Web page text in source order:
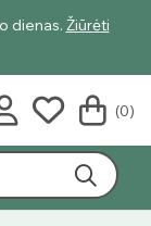
dienas. Žiūrėti
(0)